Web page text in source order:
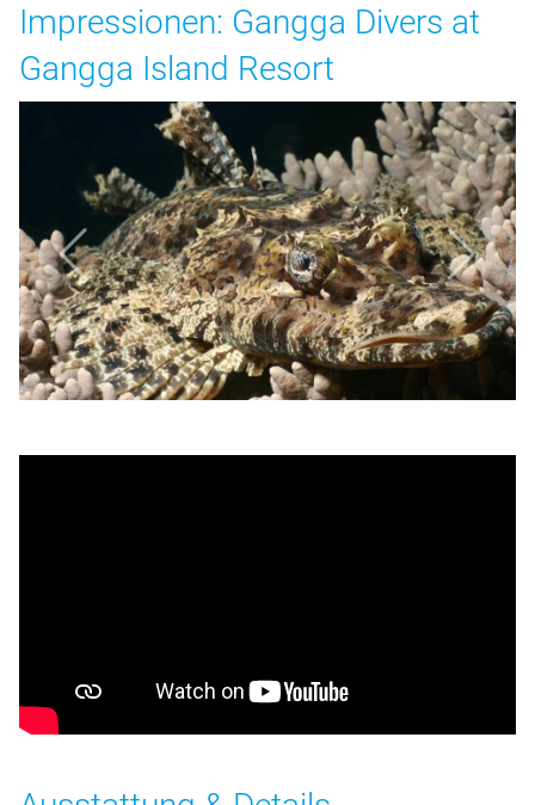
Impressionen: Gangga Divers at
Gangga Island Resort